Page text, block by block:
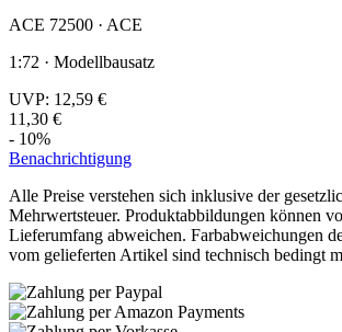
ACE 72500 · ACE
1:72 · Modellbausatz
UVP: 12,59 €
11,30 €
- 10%
Benachrichtigung
Alle Preise verstehen sich inklusive der
Mehrwertsteuer. Produktabbildungen können
Lieferumfang abweichen. Farbabweichungen
vom gelieferten Artikel sind technisch bedingt